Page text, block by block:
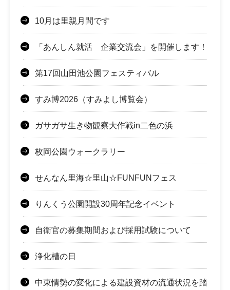
10月は里親月間です
「あんしん就活 企業交流会」を開催します！
第17回山田池公園フェスティバル
すみ博2026（すみよし博覧会）
ガサガサ生き物観察大作戦in二色の浜
枚岡公園ウォークラリー
せんなん里海☆里山☆FUNFUNフェス
りんくう公園開設30周年記念イベント
自衛官の募集期間および採用試験について
浄化槽の日
中東情勢の変化による建設資材の流通状況を踏